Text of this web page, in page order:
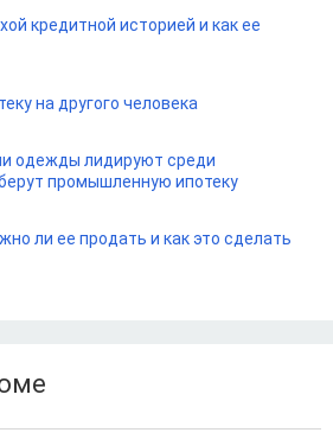
кредитной историей и как ее
на другого человека
одежды лидируют среди
промышленную ипотеку
ли ее продать и как это сделать